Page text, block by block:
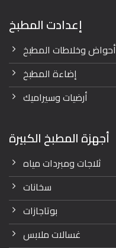
إعدادت المطبخ
أحواض وخلاطات المطبخ
إضاءة المطبخ
أرضيات وسيراميك
أجهزة المطبخ الكبيرة
ثلاجات ومبردات مياه
سخانات
بوتاجازات
غسالات ملابس